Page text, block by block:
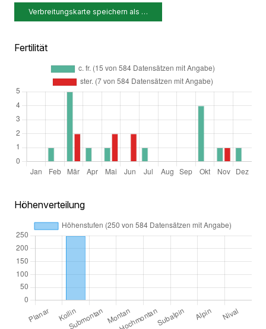
Verbreitungskarte speichern als …
Fertilität
Höhenverteilung